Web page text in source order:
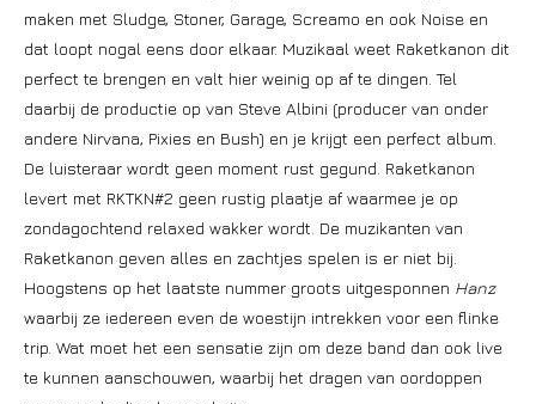
maken met Sludge, Stoner, Garage, Screamo en ook Noise en
dat loopt nogal eens door elkaar. Muzikaal weet Raketkanon dit
perfect te brengen en valt hier weinig op af te dingen. Tel
daarbij de productie op van Steve Albini (producer van onder
andere Nirvana, Pixies en Bush) en je krijgt een perfect album.
De luisteraar wordt geen moment rust gegund. Raketkanon
levert met RKTKN#2 geen rustig plaatje af waarmee je op
zondagochtend relaxed wakker wordt. De muzikanten van
Raketkanon geven alles en zachtjes spelen is er niet bij.
Hoogstens op het laatste nummer groots uitgesponnen Hanz
waarbij ze iedereen even de woestijn intrekken voor een flinke
trip. Wat moet het een sensatie zijn om deze band dan ook live
te kunnen aanschouwen, waarbij het dragen van oordoppen